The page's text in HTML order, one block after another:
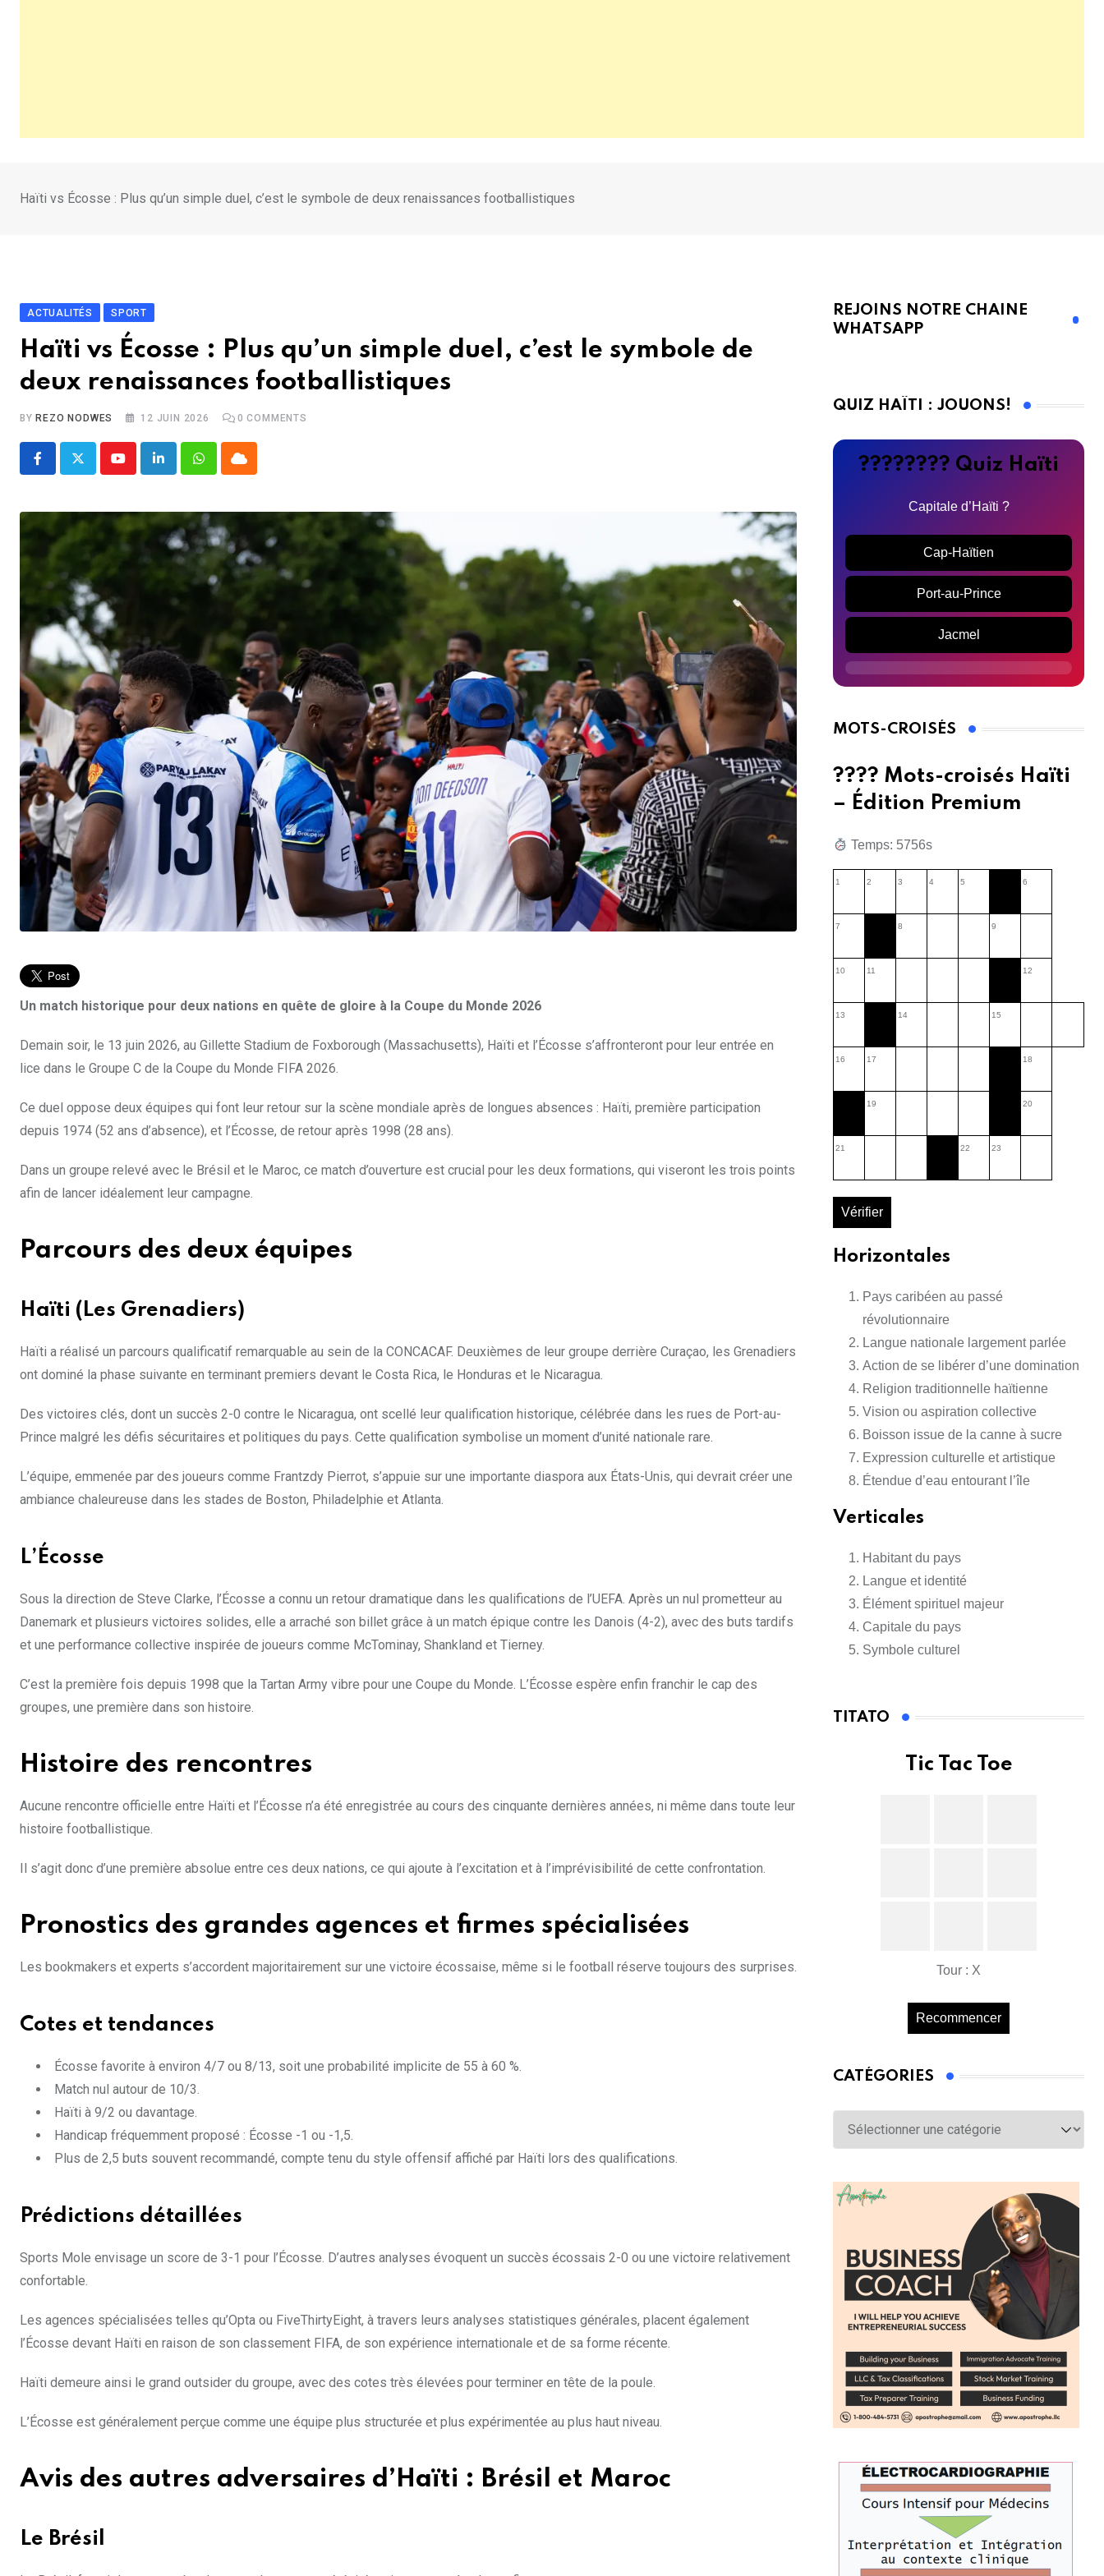
Haïti vs Écosse : Plus qu’un simple duel, c’est le symbole de deux renaissances footballistiques
ACTUALITÉS SPORT
Haïti vs Écosse : Plus qu’un simple duel, c’est le symbole de
deux renaissances footballistiques
BY REZO NODWES 12 JUIN 2026 0 COMMENTS
YoutubeLinkedInWhatsappCloud
Un match historique pour deux nations en quête de gloire à la Coupe du Monde 2026
Demain soir, le 13 juin 2026, au Gillette Stadium de Foxborough (Massachusetts), Haïti et l’Écosse s’affronteront pour leur entrée en
lice dans le Groupe C de la Coupe du Monde FIFA 2026.
Ce duel oppose deux équipes qui font leur retour sur la scène mondiale après de longues absences : Haïti, première participation
depuis 1974 (52 ans d’absence), et l’Écosse, de retour après 1998 (28 ans).
Dans un groupe relevé avec le Brésil et le Maroc, ce match d’ouverture est crucial pour les deux formations, qui viseront les trois points
afin de lancer idéalement leur campagne.
Parcours des deux équipes
Haïti (Les Grenadiers)
Haïti a réalisé un parcours qualificatif remarquable au sein de la CONCACAF. Deuxièmes de leur groupe derrière Curaçao, les Grenadiers
ont dominé la phase suivante en terminant premiers devant le Costa Rica, le Honduras et le Nicaragua.
Des victoires clés, dont un succès 2-0 contre le Nicaragua, ont scellé leur qualification historique, célébrée dans les rues de Port-au-
Prince malgré les défis sécuritaires et politiques du pays. Cette qualification symbolise un moment d’unité nationale rare.
L’équipe, emmenée par des joueurs comme Frantzdy Pierrot, s’appuie sur une importante diaspora aux États-Unis, qui devrait créer une
ambiance chaleureuse dans les stades de Boston, Philadelphie et Atlanta.
L’Écosse
Sous la direction de Steve Clarke, l’Écosse a connu un retour dramatique dans les qualifications de l’UEFA. Après un nul prometteur au
Danemark et plusieurs victoires solides, elle a arraché son billet grâce à un match épique contre les Danois (4-2), avec des buts tardifs
et une performance collective inspirée de joueurs comme McTominay, Shankland et Tierney.
C’est la première fois depuis 1998 que la Tartan Army vibre pour une Coupe du Monde. L’Écosse espère enfin franchir le cap des
groupes, une première dans son histoire.
Histoire des rencontres
Aucune rencontre officielle entre Haïti et l’Écosse n’a été enregistrée au cours des cinquante dernières années, ni même dans toute leur
histoire footballistique.
Il s’agit donc d’une première absolue entre ces deux nations, ce qui ajoute à l’excitation et à l’imprévisibilité de cette confrontation.
Pronostics des grandes agences et firmes spécialisées
Les bookmakers et experts s’accordent majoritairement sur une victoire écossaise, même si le football réserve toujours des surprises.
Cotes et tendances
Écosse favorite à environ 4/7 ou 8/13, soit une probabilité implicite de 55 à 60 %.
Match nul autour de 10/3.
Haïti à 9/2 ou davantage.
Handicap fréquemment proposé : Écosse -1 ou -1,5.
Plus de 2,5 buts souvent recommandé, compte tenu du style offensif affiché par Haïti lors des qualifications.
Prédictions détaillées
Sports Mole envisage un score de 3-1 pour l’Écosse. D’autres analyses évoquent un succès écossais 2-0 ou une victoire relativement
confortable.
Les agences spécialisées telles qu’Opta ou FiveThirtyEight, à travers leurs analyses statistiques générales, placent également
l’Écosse devant Haïti en raison de son classement FIFA, de son expérience internationale et de sa forme récente.
Haïti demeure ainsi le grand outsider du groupe, avec des cotes très élevées pour terminer en tête de la poule.
L’Écosse est généralement perçue comme une équipe plus structurée et plus expérimentée au plus haut niveau.
Avis des autres adversaires d’Haïti : Brésil et Maroc
Le Brésil
REJOINS NOTRE CHAINE
WHATSAPP
QUIZ HAÏTI : JOUONS!
???????? Quiz Haïti
Capitale d’Haïti ?
Cap-Haïtien
Port-au-Prince
Jacmel
MOTS-CROISÉS
???? Mots-croisés Haïti
– Édition Premium
Temps: 5757s
1 2 3 4 5 6
7 8 9
10 11 12
13 14 15
16 17 18
19 20
21 22 23
Vérifier
Horizontales
Pays caribéen au passé
révolutionnaire
Langue nationale largement parlée
Action de se libérer d’une domination
Religion traditionnelle haïtienne
Vision ou aspiration collective
Boisson issue de la canne à sucre
Expression culturelle et artistique
Étendue d’eau entourant l’île
Verticales
Habitant du pays
Langue et identité
Élément spirituel majeur
Capitale du pays
Symbole culturel
TITATO
Tic Tac Toe
Tour : X
Recommencer
CATÉGORIES
Catégories